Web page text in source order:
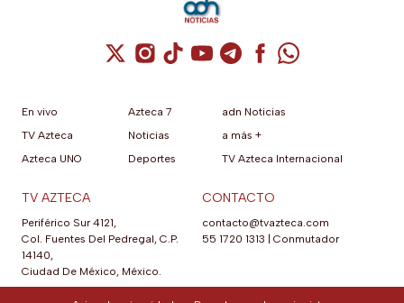
Cuenta de X / Twitter (se abre en una
Cuenta de Instagram (se abre en una
Cuenta de TikTok (se abre en
Cuenta de YouTube (se abre
Cuenta de Telegram (se
Cuenta de
Cuenta de
En vivo
TV Azteca
Azteca UNO
Azteca 7
Noticias
Deportes
adn Noticias
a más +
TV Azteca Internacional
TV AZTECA
Periférico Sur 4121,
Col. Fuentes Del Pedregal, C.P.
14140,
Ciudad De México, México.
CONTACTO
contacto@tvazteca.com
55 1720 1313 | Conmutador